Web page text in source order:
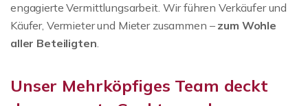
engagierte Vermittlungsarbeit. Wir führen Verkäufer und
Käufer, Vermieter und Mieter zusammen – zum Wohle
aller Beteiligten.
Unser Mehrköpfiges Team deckt